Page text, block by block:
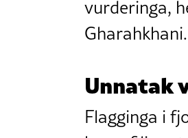
vurderinga,
Gharahkhani.
Unnatak
Flagginga i